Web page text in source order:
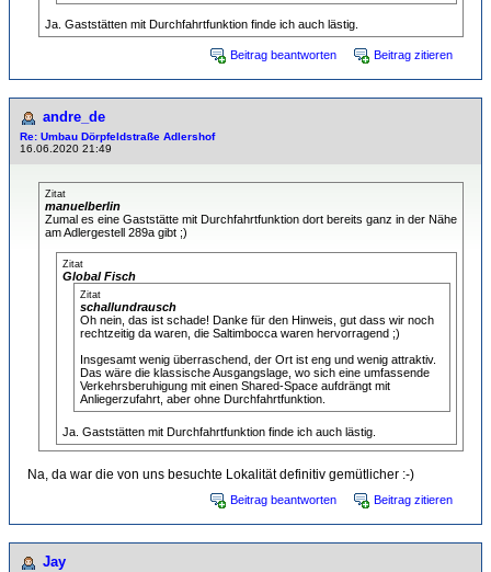
Ja. Gaststätten mit Durchfahrtfunktion finde ich auch lästig.
Beitrag beantworten Beitrag zitieren
andre_de
Re: Umbau Dörpfeldstraße Adlershof
16.06.2020 21:49
Zitat
manuelberlin
Zumal es eine Gaststätte mit Durchfahrtfunktion dort bereits ganz in der Nähe
am Adlergestell 289a gibt ;)
Zitat
Global Fisch
Zitat
schallundrausch
Oh nein, das ist schade! Danke für den Hinweis, gut dass wir noch
rechtzeitig da waren, die Saltimbocca waren hervorragend ;)
Insgesamt wenig überraschend, der Ort ist eng und wenig attraktiv.
Das wäre die klassische Ausgangslage, wo sich eine umfassende
Verkehrsberuhigung mit einen Shared-Space aufdrängt mit
Anliegerzufahrt, aber ohne Durchfahrtfunktion.
Ja. Gaststätten mit Durchfahrtfunktion finde ich auch lästig.
Na, da war die von uns besuchte Lokalität definitiv gemütlicher :-)
Beitrag beantworten Beitrag zitieren
Jay